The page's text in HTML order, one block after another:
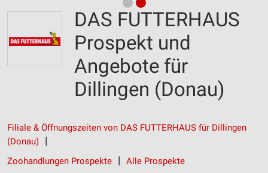
DAS FUTTERHAUS
Prospekt und
Angebote für
Dillingen (Donau)
Filiale & Öffnungszeiten von DAS FUTTERHAUS für Dillingen
(Donau)
Zoohandlungen Prospekte
Alle Prospekte